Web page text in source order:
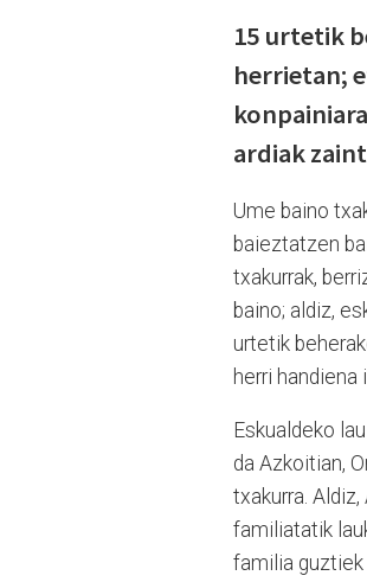
15 urtetik
herrietan;
ardiak
Ume baino
baieztatzen
txakurrak,
baino; aldiz,
urtetik
herri
Eskualdeko
da Azkoitian,
txakurra.
familiatatik
familia guztiek